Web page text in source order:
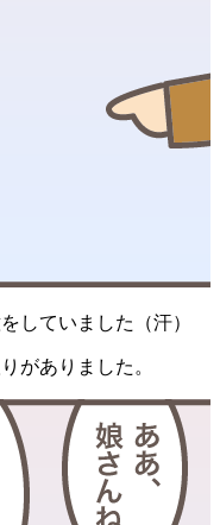
していました（汗）
がありました。